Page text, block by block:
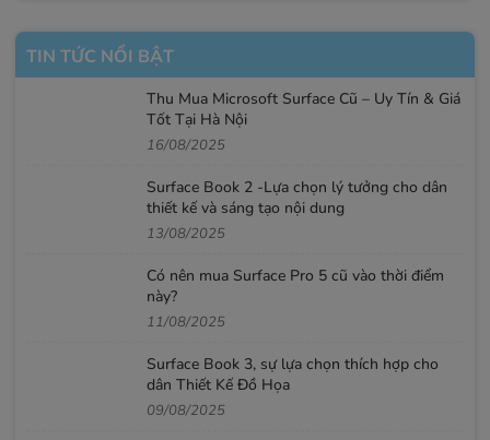
TIN TỨC NỔI BẬT
Thu Mua Microsoft Surface Cũ – Uy Tín & Giá
Tốt Tại Hà Nội
16/08/2025
Surface Book 2 -Lựa chọn lý tưởng cho dân
thiết kế và sáng tạo nội dung
13/08/2025
Có nên mua Surface Pro 5 cũ vào thời điểm
này?
11/08/2025
Surface Book 3, sự lựa chọn thích hợp cho
dân Thiết Kế Đồ Họa
09/08/2025